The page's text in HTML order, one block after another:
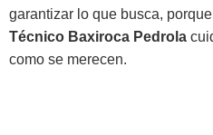
garantizar lo que busca,
Técnico Baxiroca Pedrola
como se merecen.